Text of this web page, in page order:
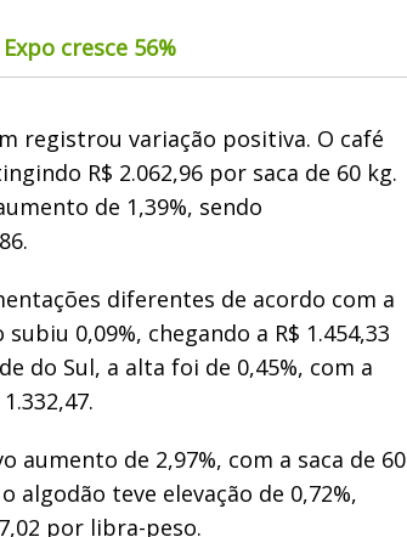
cresce 56%
registrou variação positiva. O café
R$ 2.062,96 por saca de 60 kg.
de 1,39%, sendo
diferentes de acordo com a
0,09%, chegando a R$ 1.454,33
do Sul, a alta foi de 0,45%, com a
aumento de 2,97%, com a saca de 60
algodão teve elevação de 0,72%,
por libra-peso.